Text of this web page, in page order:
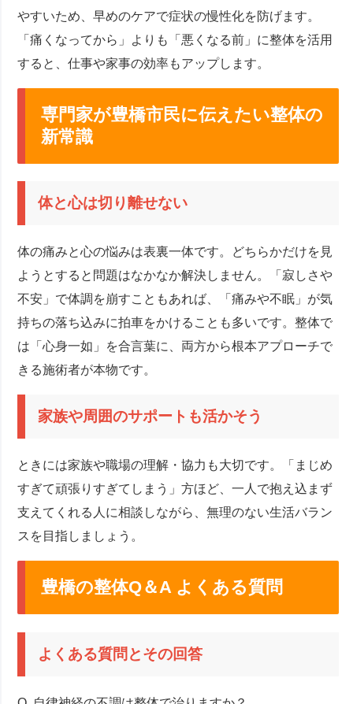
やすいため、早めのケアで症状の慢性化を防げます。
「痛くなってから」よりも「悪くなる前」に整体を活用
すると、仕事や家事の効率もアップします。
専門家が豊橋市民に伝えたい整体の
新常識
体と心は切り離せない
体の痛みと心の悩みは表裏一体です。どちらかだけを見
ようとすると問題はなかなか解決しません。「寂しさや
不安」で体調を崩すこともあれば、「痛みや不眠」が気
持ちの落ち込みに拍車をかけることも多いです。整体で
は「心身一如」を合言葉に、両方から根本アプローチで
きる施術者が本物です。
家族や周囲のサポートも活かそう
ときには家族や職場の理解・協力も大切です。「まじめ
すぎて頑張りすぎてしまう」方ほど、一人で抱え込まず
支えてくれる人に相談しながら、無理のない生活バラン
スを目指しましょう。
豊橋の整体Q＆A よくある質問
よくある質問とその回答